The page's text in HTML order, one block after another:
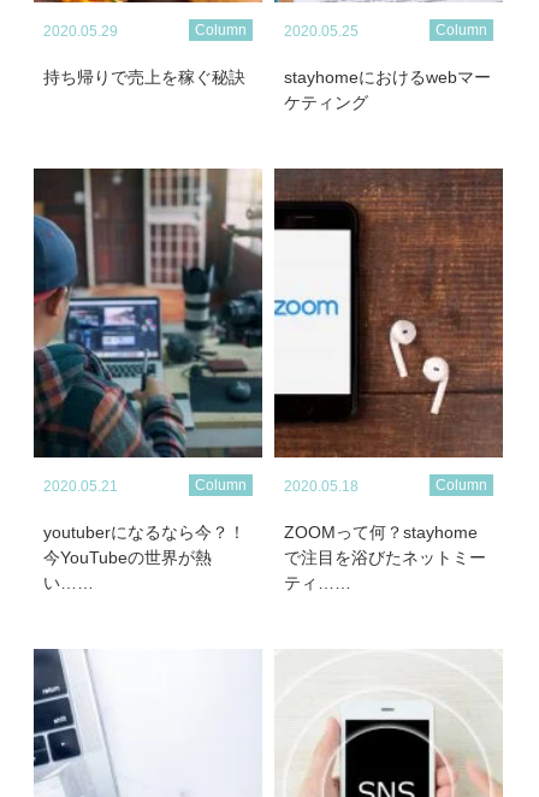
2020.05.29 Column
持ち帰りで売上を稼ぐ秘訣
2020.05.25 Column
stayhomeにおけるwebマー
ケティング
2020.05.21 Column
youtuberになるなら今？！
今YouTubeの世界が熱
い……
2020.05.18 Column
ZOOMって何？stayhome
で注目を浴びたネットミー
ティ……